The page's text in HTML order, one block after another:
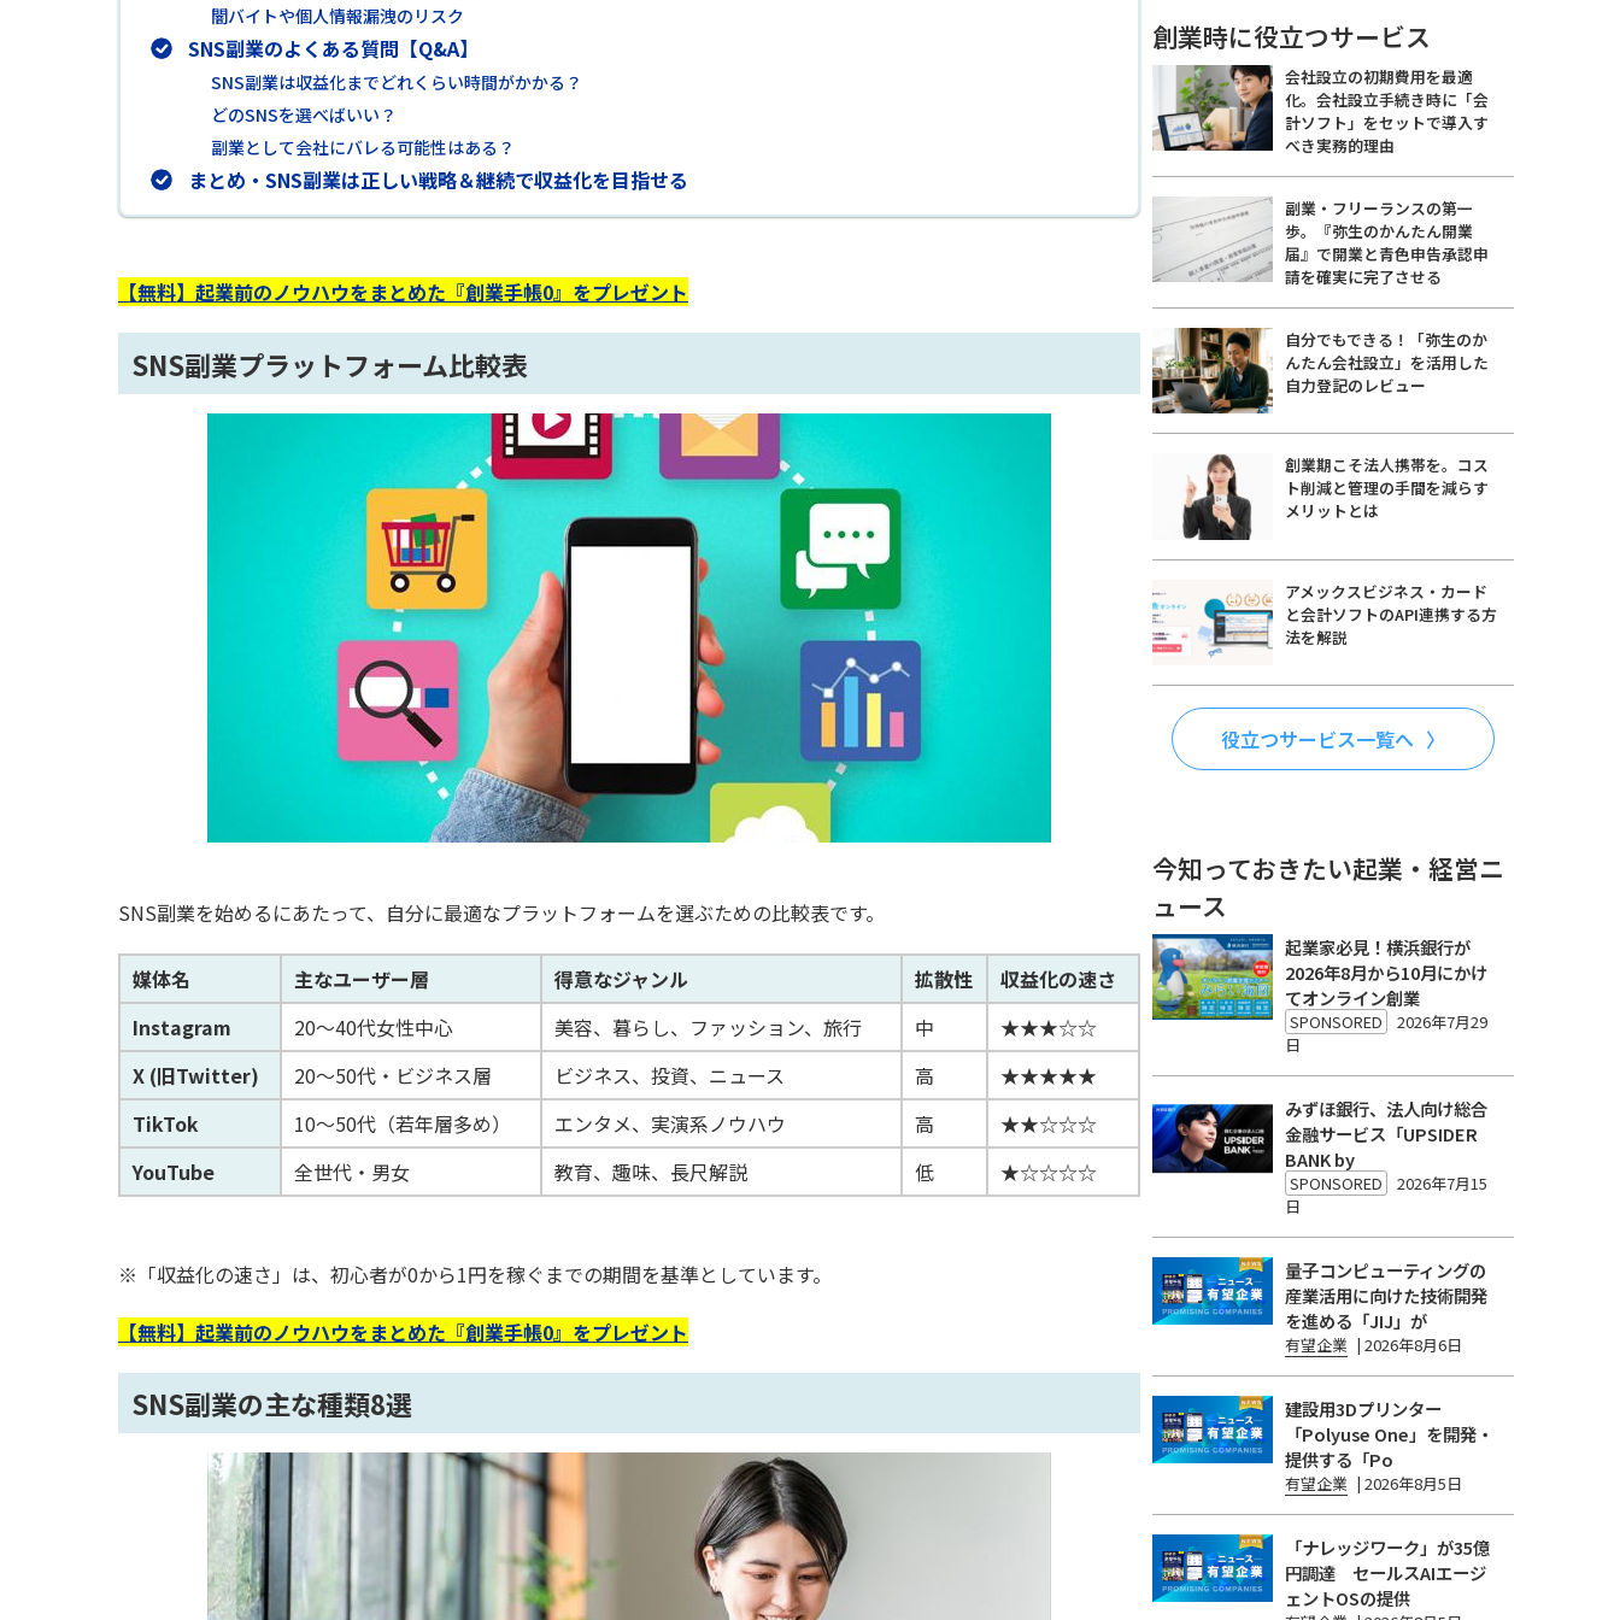
闇バイトや個人情報漏洩のリスク
SNS副業のよくある質問【Q&A】
SNS副業は収益化までどれくらい時間がかかる？
どのSNSを選べばいい？
副業として会社にバレる可能性はある？
まとめ・SNS副業は正しい戦略＆継続で収益化を目指せる
【無料】起業前のノウハウをまとめた『創業手帳0』をプレゼント
SNS副業プラットフォーム比較表
SNS副業を始めるにあたって、自分に最適なプラットフォームを選ぶための比較表です。
媒体名 主なユーザー層 得意なジャンル 拡散性
収益化の速さ
Instagram
20～40代女性中心 美容、暮らし、ファッション、旅行 中
★★★☆☆
X (旧Twitter)
20～50代・ビジネス層 ビジネス、投資、ニュース 高
★★★★★
TikTok
10～50代（若年層多め） エンタメ、実演系ノウハウ 高
★★☆☆☆
YouTube
全世代・男女 教育、趣味、長尺解説 低 ★☆☆☆☆
※「収益化の速さ」は、初心者が0から1円を稼ぐまでの期間を基準としています。
【無料】起業前のノウハウをまとめた『創業手帳0』をプレゼント
SNS副業の主な種類8選
創業時に役立つサービス
会社設立の初期費用を最適
化。会社設立手続き時に「会
計ソフト」をセットで導入す
べき実務的理由
副業・フリーランスの第一
歩。『弥生のかんたん開業
届』で開業と青色申告承認申
請を確実に完了させる
自分でもできる！「弥生のか
んたん会社設立」を活用した
自力登記のレビュー
創業期こそ法人携帯を。コス
ト削減と管理の手間を減らす
メリットとは
アメックスビジネス・カード
と会計ソフトのAPI連携する方
法を解説
役立つサービス一覧へ
今知っておきたい起業・経営ニ
ュース
起業家必見！横浜銀行が
2026年8月から10月にかけ
てオンライン創業
SPONSORED
2026年7月29
日
みずほ銀行、法人向け総合
金融サービス「UPSIDER
BANK by
SPONSORED
2026年7月15
日
量子コンピューティングの
産業活用に向けた技術開発
を進める「JIJ」が
有望企業 | 2026年8月6日
建設用3Dプリンター
「Polyuse One」を開発・
提供する「Po
有望企業 | 2026年8月5日
「ナレッジワーク」が35億
円調達 セールスAIエージ
ェントOSの提供